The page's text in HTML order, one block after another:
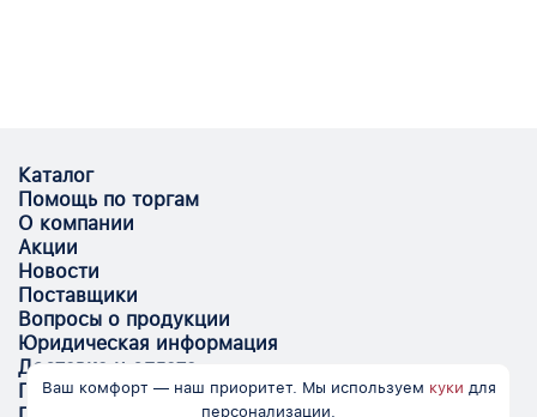
Каталог
Помощь по торгам
О компании
Акции
Новости
Поставщики
Вопросы о продукции
Юридическая информация
Доставка и оплата
Поставщикам
Ваш комфорт — наш приоритет. Мы используем куки для
персонализации.